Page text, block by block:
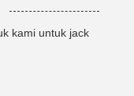
kami untuk jack